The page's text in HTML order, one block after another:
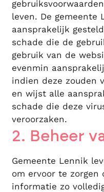
leven. De gemeente
aansprakelijk
schade die de
gebruik van de
evenmin
indien deze zouden
en wijst alle
schade die deze
veroorzaken.
2. Beheer
Gemeente Lennik
om ervoor te zorgen
informatie zo